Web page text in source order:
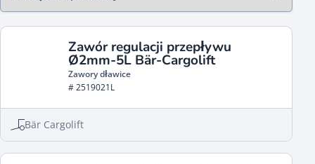
Zawór regulacji przepływu
Ø2mm-5L Bär-Cargolift
Zawory dławice
# 2519021L
Bär Cargolift